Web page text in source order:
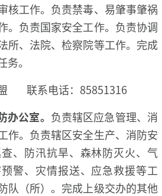
核工作。负责禁毒、易肇事肇祸
。负责国家安全工作。负责协调
所、法院、检察院等工作。完成
。
盟 联系电话：85851316
公室。 负责辖区应急管理、消
作。负责辖区安全生产、消防安
、防汛抗旱、森林防灭火、气
警、灾情报送、应急救援等工
队（所）。完成上级交办的其他